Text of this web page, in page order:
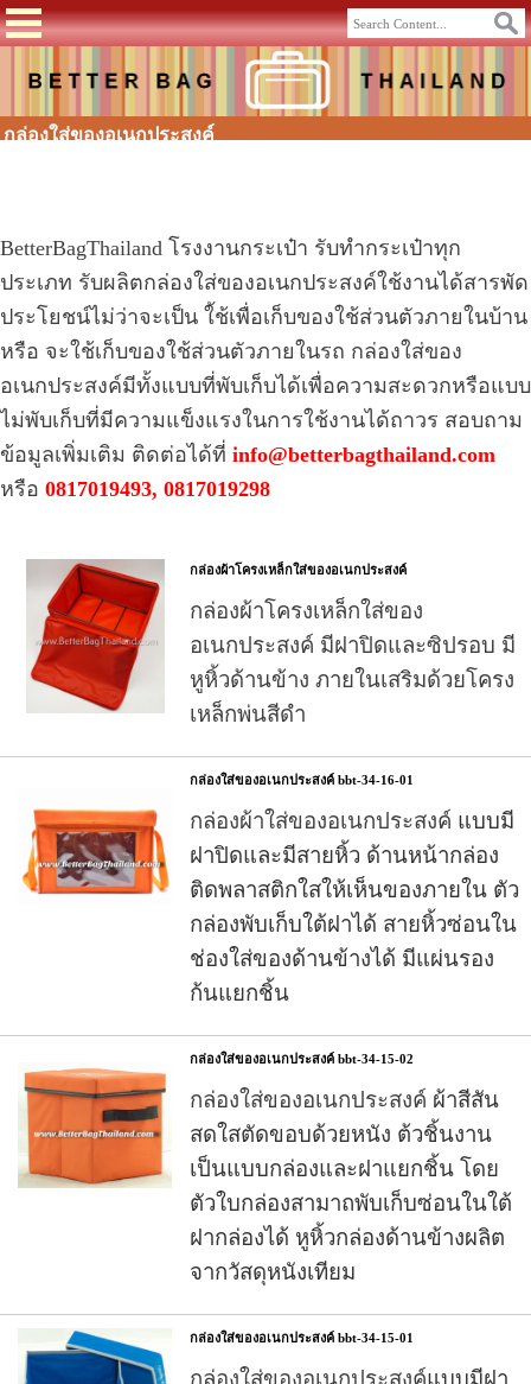
กล่องใส่ของอเนกประสงค์
BetterBagThailand โรงงานกระเป๋า รับทำกระเป๋าทุก
ประเภท รับผลิตกล่องใส่ของอเนกประสงค์ใช้งานได้สารพัด
ประโยชน์ไม่ว่าจะเป็น ใ้ช้เพื่อเก็บของใช้ส่วนตัวภายในบ้าน
หรือ จะใช้เก็บของใช้ส่วนตัวภายในรถ กล่องใส่ของ
อเนกประสงค์มีทั้งแบบที่พับเก็บได้เพื่อความสะดวกหรือแบบ
ไม่พับเก็บที่มีความแข็งแรงในการใช้งานได้ถาวร สอบถาม
ข้อมูลเพิ่มเติม ติดต่อได้ที่ info@betterbagthailand.com
หรือ 0817019493, 0817019298
กล่องผ้าโครงเหล็กใส่ของอเนกประสงค์
กล่องผ้าโครงเหล็กใส่ของ
อเนกประสงค์ มีฝาปิดและซิปรอบ มี
หูหิ้วด้านข้าง ภายในเสริมด้วยโครง
เหล็กพ่นสีดำ
กล่องใส่ของอเนกประสงค์ bbt-34-16-01
กล่องผ้าใส่ของอเนกประสงค์ แบบมี
ฝาปิดและมีสายหิ้ว ด้านหน้ากล่อง
ติดพลาสติกใสให้เห็นของภายใน ตัว
กล่องพับเก็บใต้ฝาได้ สายหิ้วซ่อนใน
ช่องใส่ของด้านข้างได้ มีแผ่นรอง
ก้นแยกชิ้น
กล่องใส่ของอเนกประสงค์ bbt-34-15-02
กล่องใส่ของอเนกประสงค์ ผ้าสีสัน
สดใสตัดขอบด้วยหนัง ต้วชิ้นงาน
เป็นแบบกล่องและฝาแยกชิ้น โดย
ตัวใบกล่องสามาถพับเก็บซ่อนในใต้
ฝากล่องได้ หูหิ้วกล่องด้านข้างผลิต
จากวัสดุหนังเทียม
กล่องใส่ของอเนกประสงค์ bbt-34-15-01
กล่องใส่ของอเนกประสงค์แบบมีฝา